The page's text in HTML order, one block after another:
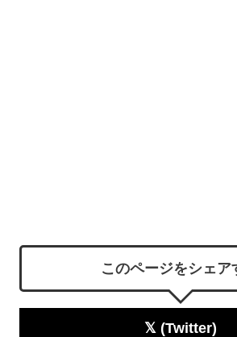
このページをシェア
𝕏 (Twitter)